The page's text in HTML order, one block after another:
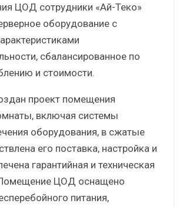
ЦОД сотрудники «Ай-Теко»
оборудование с
сбалансированное по
и стоимости.
проект помещения
включая системы
оборудования, в сжатые
его поставка, настройка и
гарантийная и техническая
ЦОД оснащено
питания,